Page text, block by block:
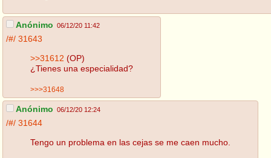
Anónimo 06/12/20 11:42
/#/ 31643
>>31612 (OP)
¿Tienes una especialidad?
>>>31648
Anónimo 06/12/20 12:24
/#/ 31644
Tengo un problema en las cejas se me caen mucho.